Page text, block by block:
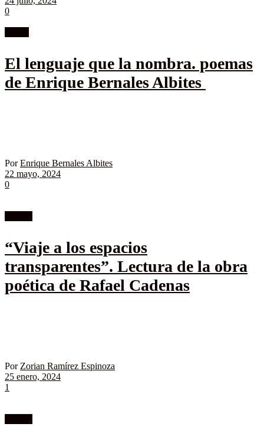
0
El lenguaje que la nombra. poemas
de Enrique Bernales Albites
Por Enrique Bernales Albites
22 mayo, 2024
0
“Viaje a los espacios
transparentes”. Lectura de la obra
poética de Rafael Cadenas
Por Zorian Ramírez Espinoza
25 enero, 2024
1